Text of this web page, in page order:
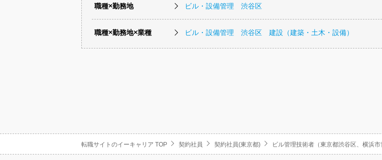
職種×勤務地 ビル・設備管理 渋谷区
職種×勤務地×業種 ビル・設備管理 渋谷区 建設（建築・土木・設備）
転職サイトのイーキャリア TOP 契約社員 契約社員(東京都) ビル管理技術者（東京都渋谷区、横浜